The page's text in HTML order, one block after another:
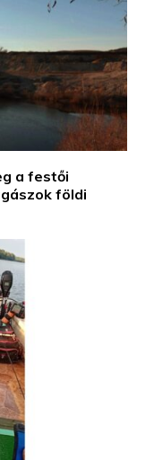
a festői
földi